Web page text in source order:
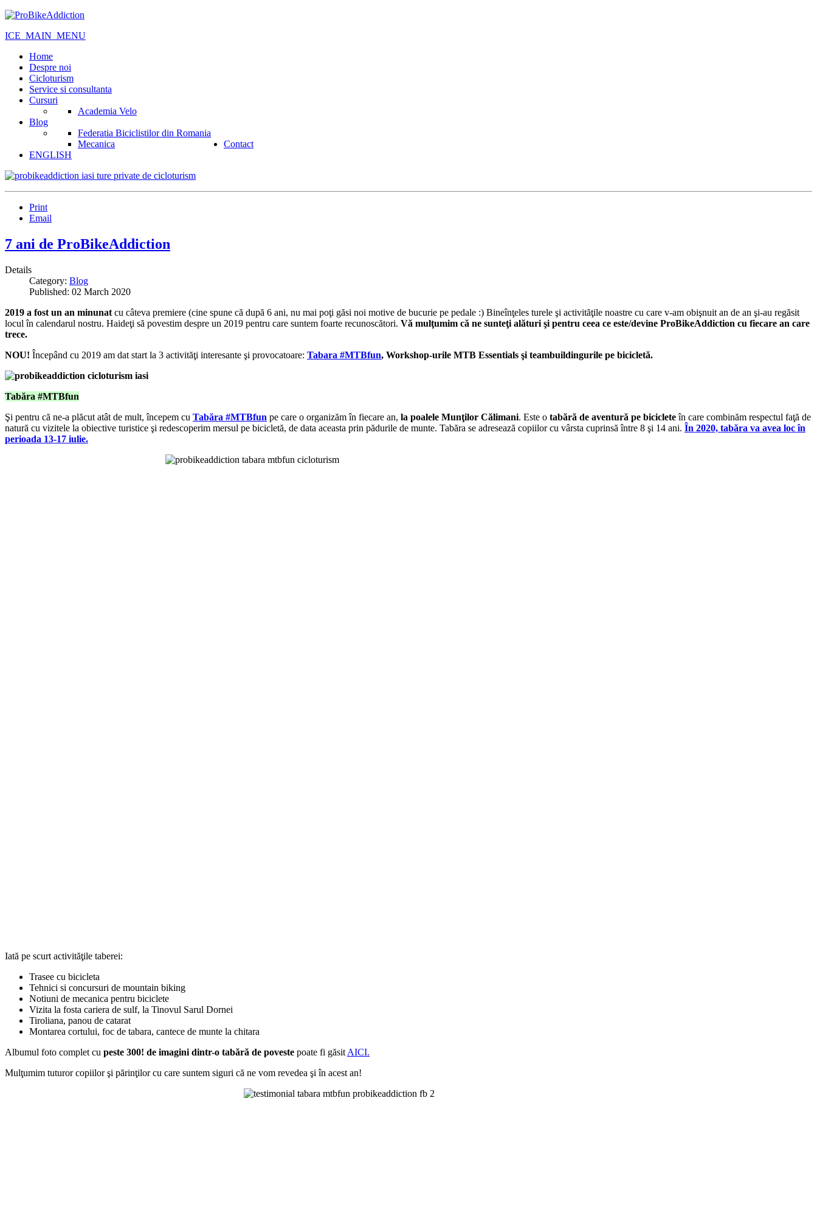
ICE_MAIN_MENU
Home
Despre noi
Cicloturism
Service si consultanta
Cursuri
Academia Velo
Blog
Federatia Biciclistilor din Romania
Mecanica
Contact
ENGLISH
Print
Email
7 ani de ProBikeAddiction
Details
Category: Blog
Published: 02 March 2020
2019 a fost un an minunat cu câteva premiere (cine spune că după 6 ani, nu mai poţi găsi noi motive de bucurie pe pedale :) Bineînţeles turele şi activităţile noastre cu care v-am obişnuit an de an şi-au regăsit
locul în calendarul nostru. Haideţi să povestim despre un 2019 pentru care suntem foarte recunoscători. Vă mulţumim că ne sunteţi alături şi pentru ceea ce este/devine ProBikeAddiction cu fiecare an care
trece.
NOU! Începând cu 2019 am dat start la 3 activităţi interesante şi provocatoare: Tabara #MTBfun, Workshop-urile MTB Essentials şi teambuildingurile pe bicicletă.
Tabăra #MTBfun
Şi pentru că ne-a plăcut atât de mult, începem cu Tabăra #MTBfun pe care o organizăm în fiecare an, la poalele Munţilor Călimani. Este o tabără de aventură pe bicicleteîn care combinăm respectul faţă de
natură cu vizitele la obiective turistice şi redescoperim mersul pe bicicletă, de data aceasta prin pădurile de munte. Tabăra se adresează copiilor cu vârsta cuprinsă între 8 şi 14 ani. În 2020, tabăra va avea loc în
perioada 13-17 iulie.
Iată pe scurt activităţile taberei:
Trasee cu bicicleta
Tehnici si concursuri de mountain biking
Notiuni de mecanica pentru biciclete
Vizita la fosta cariera de sulf, la Tinovul Sarul Dornei
Tiroliana, panou de catarat
Montarea cortului, foc de tabara, cantece de munte la chitara
Albumul foto complet cu peste 300! de imagini dintr-o tabără de poveste poate fi găsit AICI.
Mulţumim tuturor copiilor şi părinţilor cu care suntem siguri că ne vom revedea şi în acest an!